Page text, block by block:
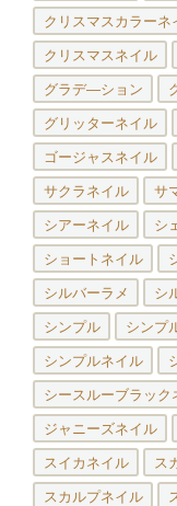
クリスマスカラーネ
クリスマスネイル
グラデ―ション
グリッターネイル
ゴージャスネイル
サクラネイル サ
シアーネイル シ
ショートネイル
シルバーラメ シ
シンプル シンプ
シンプルネイル
シースルーブラック
ジャニーズネイル
スイカネイル ス
スカルプネイル